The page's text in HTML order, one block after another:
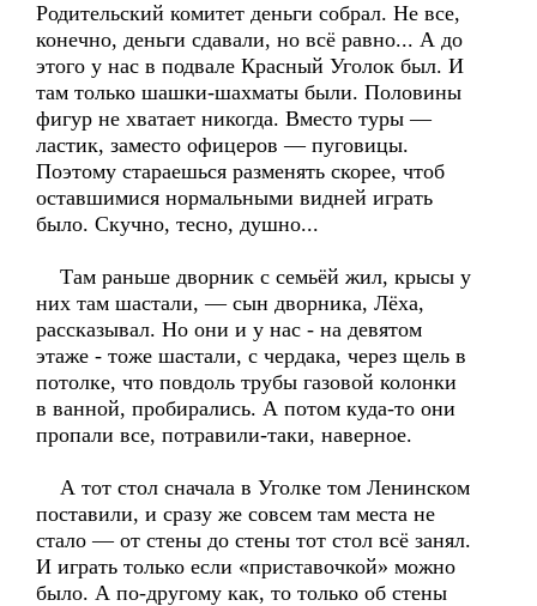
Родительский комитет деньги собрал. Не все,
конечно, деньги сдавали, но всё равно... А до
этого у нас в подвале Красный Уголок был. И
там только шашки-шахматы были. Половины
фигур не хватает никогда. Вместо туры —
ластик, заместо офицеров — пуговицы.
Поэтому стараешься разменять скорее, чтоб
оставшимися нормальными видней играть
было. Скучно, тесно, душно...
Там раньше дворник с семьёй жил, крысы у
них там шастали, — сын дворника, Лёха,
рассказывал. Но они и у нас - на девятом
этаже - тоже шастали, с чердака, через щель в
потолке, что повдоль трубы газовой колонки
в ванной, пробирались. А потом куда-то они
пропали все, потравили-таки, наверное.
А тот стол сначала в Уголке том Ленинском
поставили, и сразу же совсем там места не
стало — от стены до стены тот стол всё занял.
И играть только если «приставочкой» можно
было. А по-другому как, то только об стены